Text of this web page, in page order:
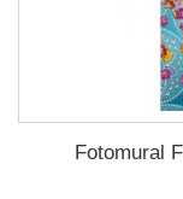
Fotomural